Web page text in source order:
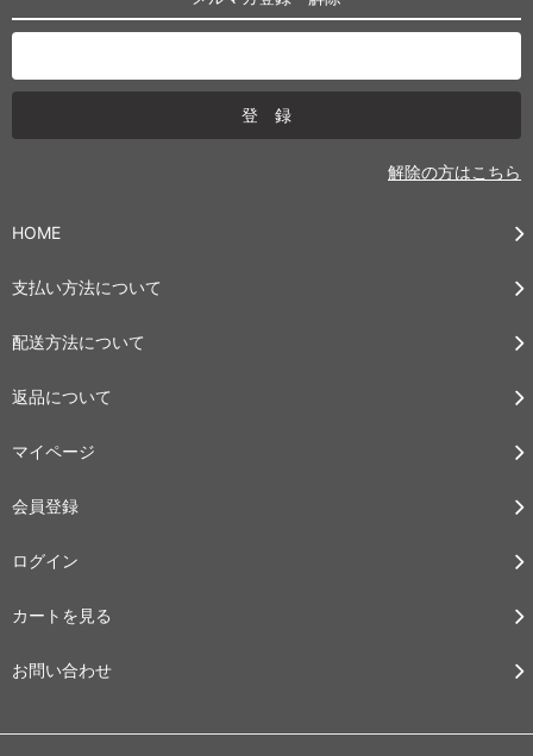
解除の方はこちら
HOME
支払い方法について
配送方法について
返品について
マイページ
会員登録
ログイン
カートを見る
お問い合わせ